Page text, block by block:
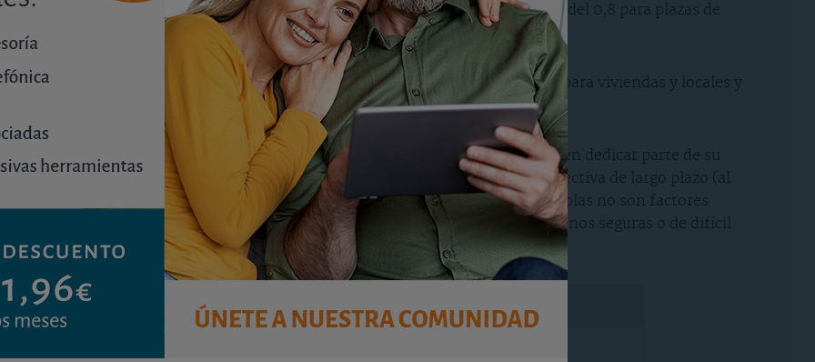
un coeficiente de ocupación del inmueble del 0,7 para viviendas y locales, y del 0,8 para plazas de
adquisición del inmueble.
la capitalización de las rentas netas de alquiler, usando como tipos el 4,6% para viviendas y locales y
de riesgo).
al análisis de mercado individual que cada uno debe hacer si está pensando en dedicar parte de su
que cualquier inversión en inmuebles debe afrontarse desde una perspectiva de largo plazo (al
en el conjunto de su patrimonio. El precio o la rentabilidad por sí solas no son factores
puede ser que los precios sean bajos por ser zonas poco demandadas, menos seguras o de difícil
y rentabilidad de los garajes en la coruña